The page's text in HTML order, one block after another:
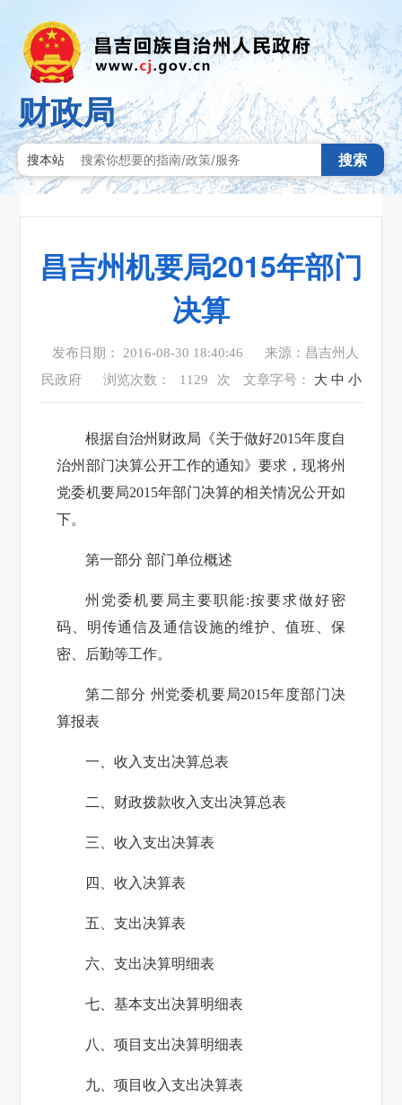
财政局
搜本站 搜索
昌吉州机要局2015年部门
决算
发布日期： 2016-08-30 18:40:46
来源：昌吉州人
民政府
浏览次数： 1129 次 文章字号： 大 中 小
根据自治州财政局《关于做好2015年度自
治州部门决算公开工作的通知》要求，现将州
党委机要局2015年部门决算的相关情况公开如
下。
第一部分 部门单位概述
州党委机要局主要职能:按要求做好密
码、明传通信及通信设施的维护、值班、保
密、后勤等工作。
第二部分 州党委机要局2015年度部门决
算报表
一、收入支出决算总表
二、财政拨款收入支出决算总表
三、收入支出决算表
四、收入决算表
五、支出决算表
六、支出决算明细表
七、基本支出决算明细表
八、项目支出决算明细表
九、项目收入支出决算表